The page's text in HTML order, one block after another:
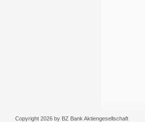
Copyright 2026 by BZ Bank Aktiengesellschaft